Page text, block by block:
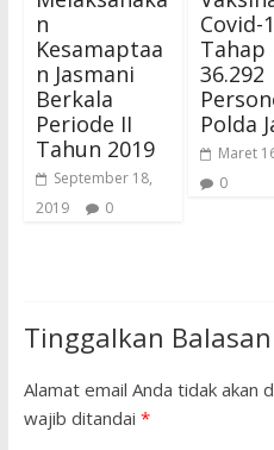
n
Kesamaptaa
n Jasmani
Berkala
Periode II
Tahun 2019
September 18,
2019
0
Covid-
Tahap
36.292
Polda
Maret
0
Tinggalkan Balasan
Alamat email Anda tidak akan
wajib ditandai *